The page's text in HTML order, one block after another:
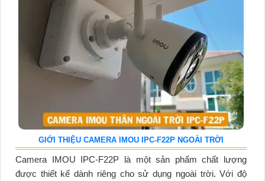
GIỚI THIỆU CAMERA IMOU IPC-F22P NGOÀI TRỜI
Camera IMOU IPC-F22P là một sản phẩm chất lượng
được thiết kế dành riêng cho sử dụng ngoài trời. Với độ